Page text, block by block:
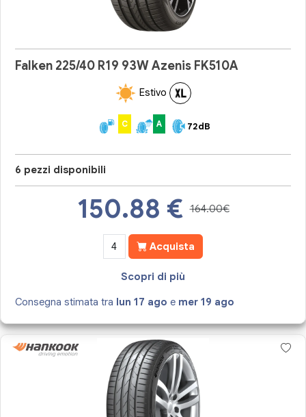
Falken 225/40 R19 93W Azenis FK510A
Estivo
C A 72dB
6 pezzi disponibili
150.88 € 164.00€
Acquista
Scopri di più
Consegna stimata tra lun 17 ago e mer 19 ago